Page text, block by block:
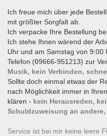
Ich freue mich über jede
mit größter Sorgfalt ab.
Ich verpacke Ihre Bestellung
Ich stehe Ihnen wärend der
Uhr und am Samstag von
Telefon (09666-951213) zur
Musik, kein Verbinden,
Sollte doch einmal etwas der
nach Möglichkeit immer in
klären - kein Herausreden,
Schuldzuweisung an
Service ist bei mir keine leere